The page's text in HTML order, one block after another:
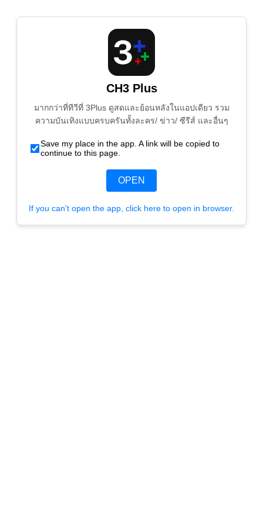
CH3 Plus
มากกว่าที่ทีวีที่ 3Plus ดูสดและย้อนหลังในแอปเดียว รวม
ความบันเทิงแบบครบครันทั้งละคร/ ข่าว/ ซีรีส์ และอื่นๆ
Save my place in the app. A link will be copied to
continue to this page.
OPEN
If you can't open the app, click here to open in browser.